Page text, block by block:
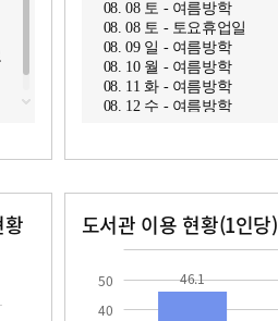
08. 08 토 - 여름방학
08. 08 토 - 토요휴업일
08. 09 일 - 여름방학
08. 10 월 - 여름방학
08. 11 화 - 여름방학
08. 12 수 - 여름방학
도서관 이용 현황(1인당)
40
50 46.1